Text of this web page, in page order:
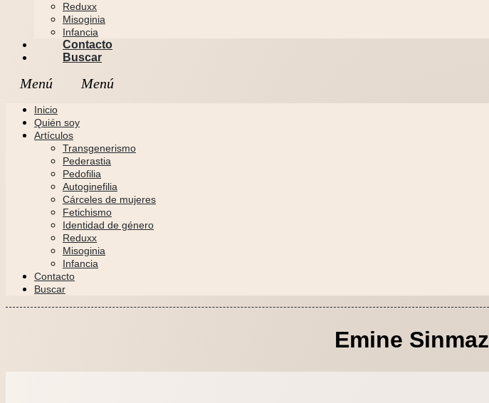
Reduxx
Misoginia
Infancia
Contacto
Buscar
Inicio
Quién soy
Artículos
Transgenerismo
Pederastia
Pedofilia
Autoginefilia
Cárceles de mujeres
Fetichismo
Identidad de género
Reduxx
Misoginia
Infancia
Contacto
Buscar
Emine Sinmaz